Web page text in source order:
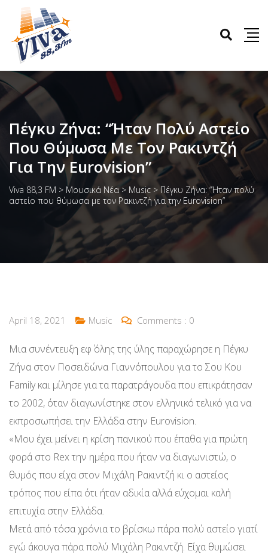
Πέγκυ Ζήνα: “Ήταν Πολύ Αστείο
Που Θύμωσα Με Τον Ρακιντζή
Για Την Eurovision”
Viva 88,3 FM > Μουσικά Νέα > Music > Πέγκυ Ζήνα: “Ήταν πολύ
αστείο που θύμωσα με τον Ρακιντζή για την Eurovision”
April 18, 2021 Music Comments : 0
Μια συνέντευξη εφ΄ όλης της ύλης παραχώρησε η Πέγκυ
Ζήνα στον Ποσειδώνα Γιαννόπουλου για το Σου Κου
Family και μίλησε για τα παρατράγουδα που επικράτησαν
το 2002, όταν διαγωνίστηκε στον ελληνικό τελικό για να
εκπροσωπήσει την Ελλάδα στην Eurovision.
«Μου έχει μείνει η κρίση πανικού που έπαθα για πρώτη
φορά στο Rex την ημέρα που ήταν να διαγωνιστώ, ο
θυμός που είχα στον Μιχάλη Ρακιντζή κι ο αστείος
τρόπος που είπα ότι ήταν αδικία αλλά εύχομαι καλή
επιτυχία στην Ελλάδα.
Μετά από τόσα χρόνια το βρίσκω πάρα πολύ αστείο γιατί
εγώ άκουγα πάρα πολύ Μιχάλη Ρακιντζή. Είχα θυμώσει